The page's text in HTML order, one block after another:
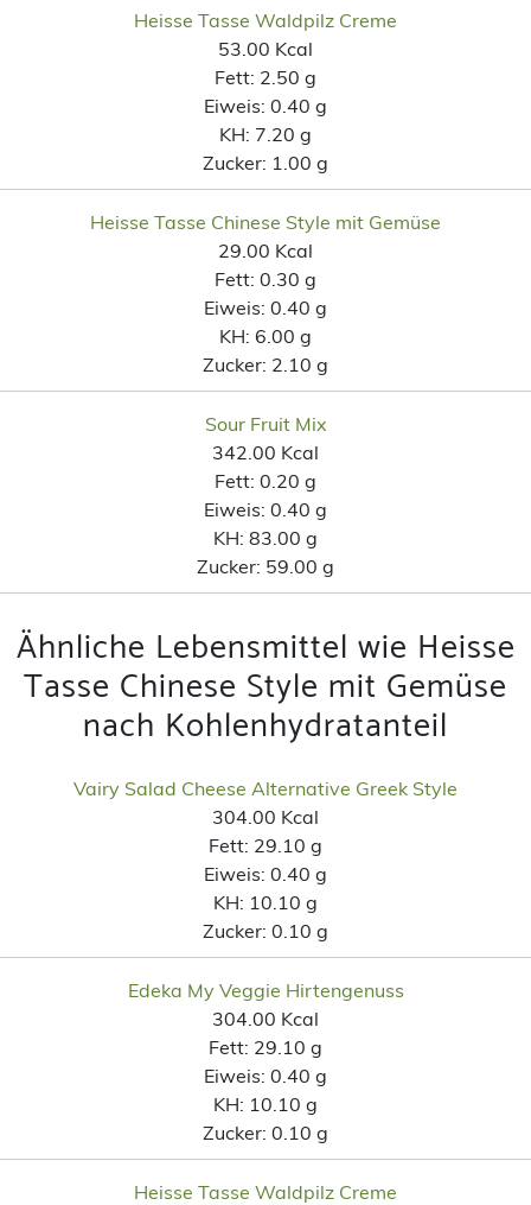
Heisse Tasse Waldpilz Creme
53.00 Kcal
Fett: 2.50 g
Eiweis: 0.40 g
KH: 7.20 g
Zucker: 1.00 g
Heisse Tasse Chinese Style mit Gemüse
29.00 Kcal
Fett: 0.30 g
Eiweis: 0.40 g
KH: 6.00 g
Zucker: 2.10 g
Sour Fruit Mix
342.00 Kcal
Fett: 0.20 g
Eiweis: 0.40 g
KH: 83.00 g
Zucker: 59.00 g
Ähnliche Lebensmittel wie Heisse
Tasse Chinese Style mit Gemüse
nach Kohlenhydratanteil
Vairy Salad Cheese Alternative Greek Style
304.00 Kcal
Fett: 29.10 g
Eiweis: 0.40 g
KH: 10.10 g
Zucker: 0.10 g
Edeka My Veggie Hirtengenuss
304.00 Kcal
Fett: 29.10 g
Eiweis: 0.40 g
KH: 10.10 g
Zucker: 0.10 g
Heisse Tasse Waldpilz Creme